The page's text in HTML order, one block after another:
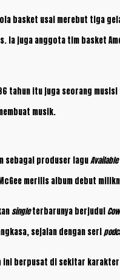
basket usai merebut tiga
Ia juga anggota tim basket
tahun itu juga seorang
musik.
sebagai produser laguAvailable
merilis album debut
singleterbarunya berjudul
sejalan dengan seri
berpusat di sekitar